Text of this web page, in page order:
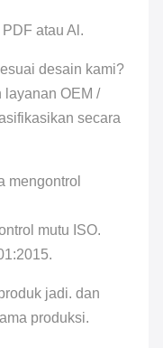
atau Al.
desain kami?
layanan OEM /
secara
mengontrol
mutu ISO.
jadi. dan
produksi.